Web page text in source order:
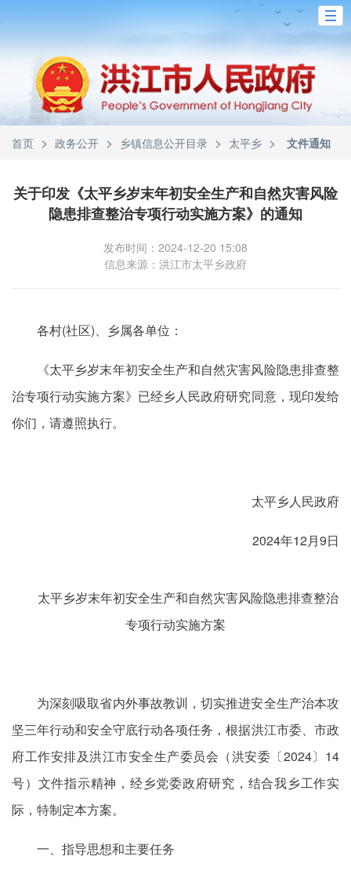
首页 > 政务公开 > 乡镇信息公开目录 > 太平乡 > 文件通知
关于印发《太平乡岁末年初安全生产和自然灾害风险
隐患排查整治专项行动实施方案》的通知
发布时间：2024-12-20 15:08
信息来源：洪江市太平乡政府
各村(社区)、乡属各单位：
《太平乡岁末年初安全生产和自然灾害风险隐患排查整
治专项行动实施方案》已经乡人民政府研究同意，现印发给
你们，请遵照执行。
太平乡人民政府
2024年12月9日
太平乡岁末年初安全生产和自然灾害风险隐患排查整治
专项行动实施方案
为深刻吸取省内外事故教训，切实推进安全生产治本攻
坚三年行动和安全守底行动各项任务，根据洪江市委、市政
府工作安排及洪江市安全生产委员会（洪安委〔2024〕14
号）文件指示精神，经乡党委政府研究，结合我乡工作实
际，特制定本方案。
一、指导思想和主要任务